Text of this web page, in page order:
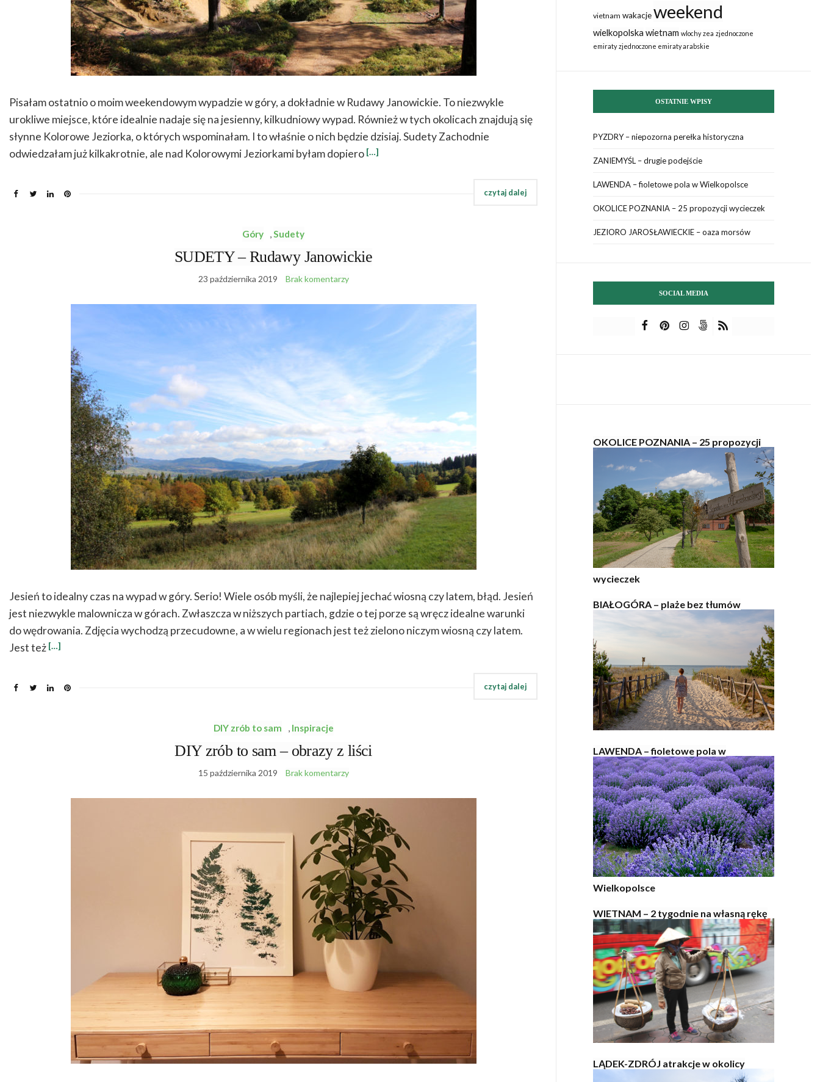
Pisałam ostatnio o moim weekendowym wypadzie w góry, a dokładnie w Rudawy Janowickie. To niezwykle
urokliwe miejsce, które idealnie nadaje się na jesienny, kilkudniowy wypad. Również w tych okolicach znajdują się
słynne Kolorowe Jeziorka, o których wspominałam. I to właśnie o nich będzie dzisiaj. Sudety Zachodnie
odwiedzałam już kilkakrotnie, ale nad Kolorowymi Jeziorkami byłam dopiero […]
Góry ,Sudety
SUDETY – Rudawy Janowickie
23 października 2019 Brak komentarzy
Jesień to idealny czas na wypad w góry. Serio! Wiele osób myśli, że najlepiej jechać wiosną czy latem, błąd. Jesień
jest niezwykle malownicza w górach. Zwłaszcza w niższych partiach, gdzie o tej porze są wręcz idealne warunki
do wędrowania. Zdjęcia wychodzą przecudowne, a w wielu regionach jest też zielono niczym wiosną czy latem.
Jest też […]
DIY zrób to sam , Inspiracje
DIY zrób to sam – obrazy z liści
15 października 2019 Brak komentarzy
vietnam wakacjeweekend
wielkopolska wietnam wlochy zea zjednoczone
emiraty zjednoczone emiraty arabskie
OSTATNIE WPISY
PYZDRY – niepozorna perełka historyczna
ZANIEMYŚL – drugie podejście
LAWENDA – fioletowe pola w Wielkopolsce
OKOLICE POZNANIA – 25 propozycji wycieczek
JEZIORO JAROSŁAWIECKIE – oaza morsów
SOCIAL MEDIA
OKOLICE POZNANIA – 25 propozycji
wycieczek
BIAŁOGÓRA – plaże bez tłumów
LAWENDA – fioletowe pola w
Wielkopolsce
WIETNAM – 2 tygodnie na własną rękę
LĄDEK-ZDRÓJ atrakcje w okolicy